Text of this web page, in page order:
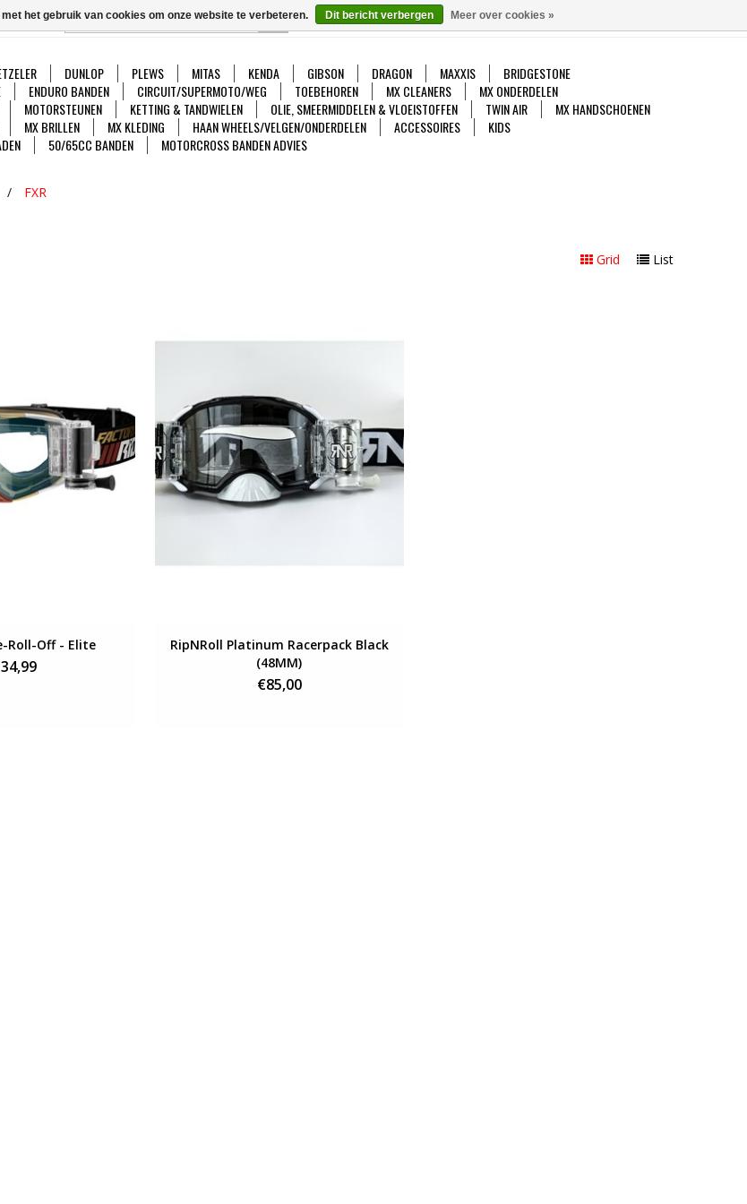
Mijn account / Registreren
Vergelijk
GO
DUNLOP PLEWS MITAS KENDA GIBSON DRAGON MAXXIS
BRIDGESTONE
ENDURO BANDEN CIRCUIT/SUPERMOTO/WEG TOEBEHOREN MX CLEANERS
MX ONDERDELEN
MOTORSTEUNEN KETTING & TANDWIELEN OLIE, SMEERMIDDELEN & VLOEISTOFFEN TWIN AIR
MX HANDSCHOENEN
MX BRILLEN MX KLEDING HAAN WHEELS/VELGEN/ONDERDELEN ACCESSOIRES
KIDS
50/65CC BANDEN MOTORCROSS BANDEN ADVIES
/ FXR
Grid List
Roll-Off - Elite
RipNRoll Platinum Racerpack Black
(48MM)
€85,00
het gebruik van cookies om onze website te verbeteren. Dit bericht verbergen Meer over cookies »